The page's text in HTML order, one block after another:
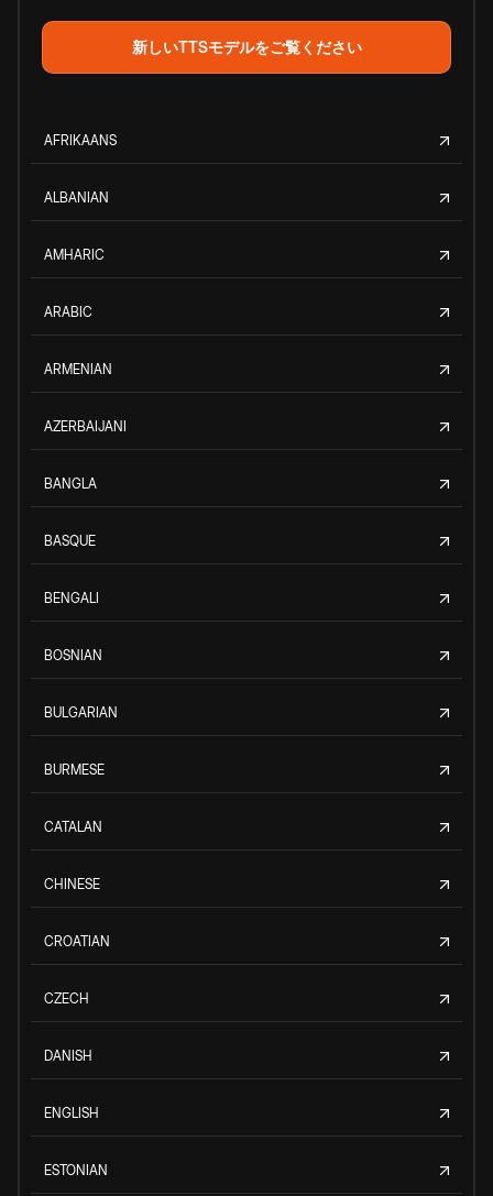
新しいTTSモデルをご覧ください
AFRIKAANS
ALBANIAN
AMHARIC
ARABIC
ARMENIAN
AZERBAIJANI
BANGLA
BASQUE
BENGALI
BOSNIAN
BULGARIAN
BURMESE
CATALAN
CHINESE
CROATIAN
CZECH
DANISH
ENGLISH
ESTONIAN